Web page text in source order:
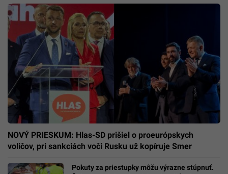
NOVÝ PRIESKUM: Hlas-SD prišiel o proeurópskych
voličov, pri sankciách voči Rusku už kopíruje Smer
Pokuty za priestupky môžu výrazne stúpnuť.